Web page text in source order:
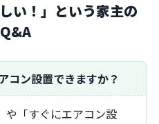
い！」という家主の
コン設置できますか？